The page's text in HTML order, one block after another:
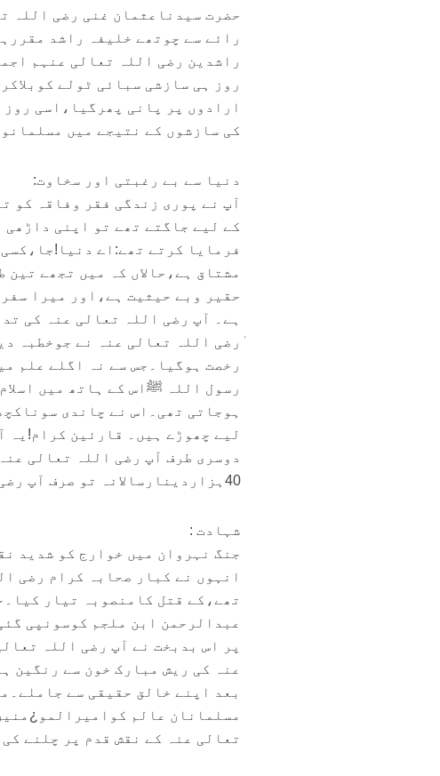
رائے سے چوتھے خلیفہ راشد
راشدین رضی اللہ تعالی عنہم
روز ہی سازشی سبائی ٹولے
ارادوں پر پانی پھرگیا،اسی
کی سازشوں کے نتیجے میں
دنیا سے بے رغبتی اور سخاوت:
آپ نے پوری زندگی فقر وفاقہ کو
کے لیے جاگتے تھے تو اپنی
فرمایا کرتے تھے:اے
مشتاق ہے،حالاں کہ میں تجھے
حقیر وبے حیثیت ہے،اور میرا
ہے۔ آپ رضی اللہ تعالی عنہ کی
ٰرضی اللہ تعالی عنہ نے جوخطبہ
رخصت ہوگیا۔جس سے نہ اگلے علم
رسول اللہ ﷺاس کے ہاتھ میں
لیے چھوڑے ہیں۔ قارئین کرام!یہ
دوسری طرف آپ رضی اللہ تعالی
40ہزاردینارسالانہ تو صرف آپ رضی اللہ تعالی عنہ زکوٰةکی مدمیں اداکیاکرتے تھے۔
شہادت :
جنگ نہروان میں خوارج کو شدید
انہوں نے کبار صحابہ کرام رضی
تھے،کے قتل کامنصوبہ تیار
پر اس بدبخت نے آپ رضی اللہ
مسلمانان عالم
تعالی عنہ کے نقش قدم پر چلنے